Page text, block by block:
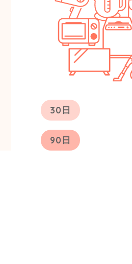
30日
90日